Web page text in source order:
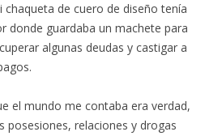
chaqueta de cuero de diseño tenía
donde guardaba un machete para
algunas deudas y castigar a
el mundo me contaba era verdad,
posesiones, relaciones y drogas